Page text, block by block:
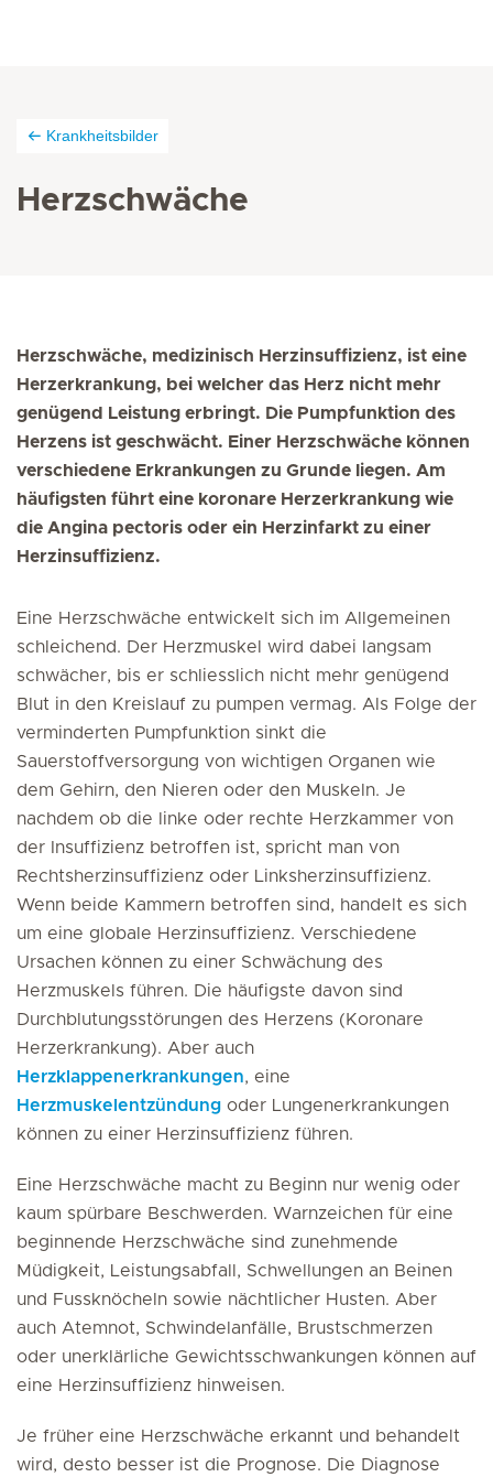
Krankheitsbilder
Herzschwäche
Herzschwäche, medizinisch Herzinsuffizienz, ist eine
Herzerkrankung, bei welcher das Herz nicht mehr
genügend Leistung erbringt. Die Pumpfunktion des
Herzens ist geschwächt. Einer Herzschwäche können
verschiedene Erkrankungen zu Grunde liegen. Am
häufigsten führt eine koronare Herzerkrankung wie
die Angina pectoris oder ein Herzinfarkt zu einer
Herzinsuffizienz.
Eine Herzschwäche entwickelt sich im Allgemeinen
schleichend. Der Herzmuskel wird dabei langsam
schwächer, bis er schliesslich nicht mehr genügend
Blut in den Kreislauf zu pumpen vermag. Als Folge der
verminderten Pumpfunktion sinkt die
Sauerstoffversorgung von wichtigen Organen wie
dem Gehirn, den Nieren oder den Muskeln. Je
nachdem ob die linke oder rechte Herzkammer von
der Insuffizienz betroffen ist, spricht man von
Rechtsherzinsuffizienz oder Linksherzinsuffizienz.
Wenn beide Kammern betroffen sind, handelt es sich
um eine globale Herzinsuffizienz. Verschiedene
Ursachen können zu einer Schwächung des
Herzmuskels führen. Die häufigste davon sind
Durchblutungsstörungen des Herzens (Koronare
Herzerkrankung). Aber auch
Herzklappenerkrankungen, eine
Herzmuskelentzündung oder Lungenerkrankungen
können zu einer Herzinsuffizienz führen.
Eine Herzschwäche macht zu Beginn nur wenig oder
kaum spürbare Beschwerden. Warnzeichen für eine
beginnende Herzschwäche sind zunehmende
Müdigkeit, Leistungsabfall, Schwellungen an Beinen
und Fussknöcheln sowie nächtlicher Husten. Aber
auch Atemnot, Schwindelanfälle, Brustschmerzen
oder unerklärliche Gewichtsschwankungen können auf
eine Herzinsuffizienz hinweisen.
Je früher eine Herzschwäche erkannt und behandelt
wird, desto besser ist die Prognose. Die Diagnose